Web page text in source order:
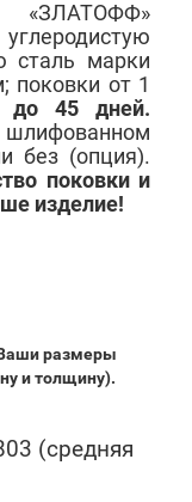
сталь марки
поковки от 1
до 45 дней.
без (опция).
поковки и
изделие!
размеры
и толщину).
(средняя